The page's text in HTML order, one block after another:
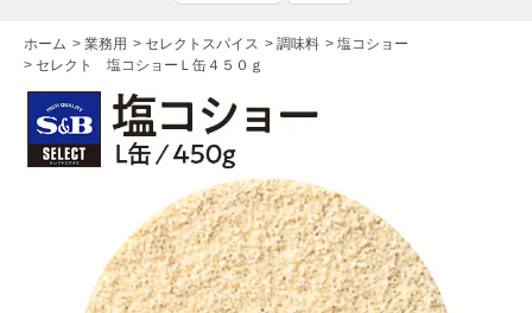
ホーム > 業務用 > セレクトスパイス > 調味料 > 塩コショー
> セレクト 塩コショーＬ缶４５０ｇ